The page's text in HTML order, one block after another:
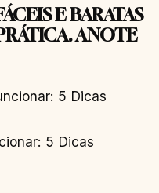
E BARATAS
ANOTE
5 Dicas